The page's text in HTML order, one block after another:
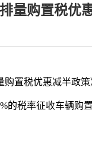
量购置税优
购置税优惠减半政
的税率征收车辆购